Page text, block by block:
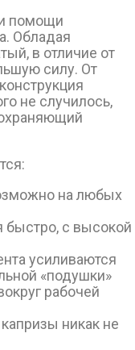
помощи
Обладая
в отличие от
силу. От
не случилось,
на любых
быстро, с высокой
усиливаются
«подушки»
рабочей
никак не